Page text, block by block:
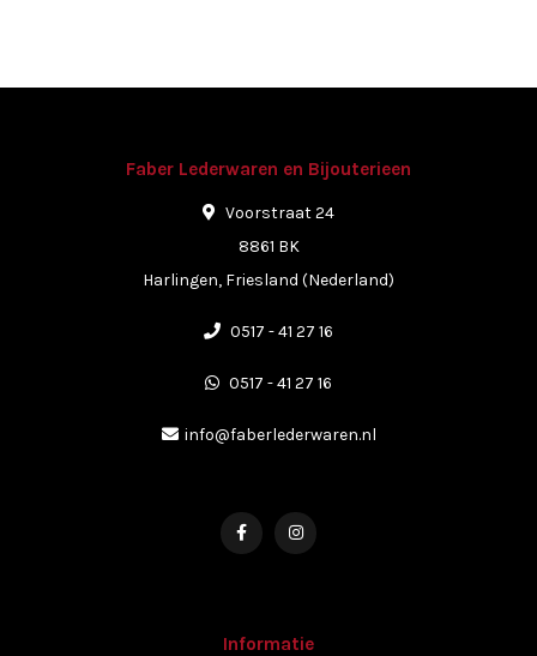
Faber Lederwaren en Bijouterieen
Voorstraat 24
8861 BK
Harlingen, Friesland (Nederland)
0517 - 41 27 16
0517 - 41 27 16
info@faberlederwaren.nl
Informatie